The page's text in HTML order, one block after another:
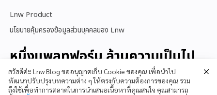
Lnw Product
นโยบายคุ้มครองข้อมูลส่วนบุคคลของ Lnw
หนึ่งแพลทฟอร์ม ล้านความเป็นไป
ได้
สวัสดีค่ะ Lnw Blog ขออนุญาตเก็บ Cookie ของคุณ เพื่อนำไป
พัฒนาปรับปรุงบทความต่าง ๆ ให้ตรงกับความต้องการของคุณ รวม
ถึงใช้เพื่อทำการตลาดในการนำเสนอเนื้อหาที่คุณสนใจ คุณสามารถ